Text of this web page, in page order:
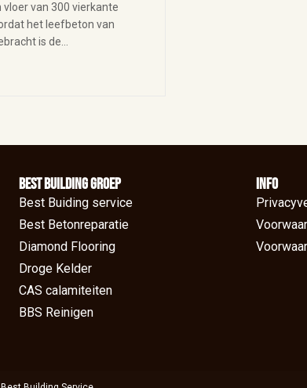
van 300 vierkante
het leefbeton van
is de…
BEst Building groep
Best Buiding service
Best Betonreparatie
Diamond Flooring
Droge Kelder
CAS calamiteiten
BBS Reinigen
Info